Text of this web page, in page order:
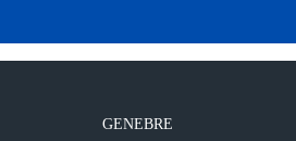
GENEBRE